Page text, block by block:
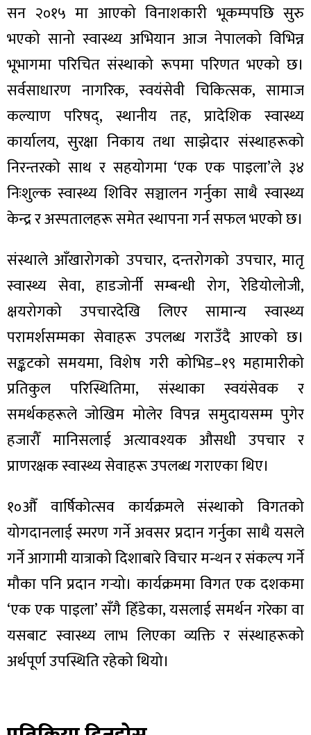
सन २०१५ मा आएको विनाशकारी भूकम्पपछि सुरु
भएको सानो स्वास्थ्य अभियान आज नेपालको विभिन्न
भूभागमा परिचित संस्थाको रूपमा परिणत भएको छ।
सर्वसाधारण नागरिक, स्वयंसेवी चिकित्सक, सामाज
कल्याण परिषद्, स्थानीय तह, प्रादेशिक स्वास्थ्य
कार्यालय, सुरक्षा निकाय तथा साझेदार संस्थाहरूको
निरन्तरको साथ र सहयोगमा ‘एक एक पाइला’ले ३४
निःशुल्क स्वास्थ्य शिविर सञ्चालन गर्नुका साथै स्वास्थ्य
केन्द्र र अस्पतालहरू समेत स्थापना गर्न सफल भएको छ।
संस्थाले आँखारोगको उपचार, दन्तरोगको उपचार, मातृ
स्वास्थ्य सेवा, हाडजोर्नी सम्बन्धी रोग, रेडियोलोजी,
क्षयरोगको उपचारदेखि लिएर सामान्य स्वास्थ्य
परामर्शसम्मका सेवाहरू उपलब्ध गराउँदै आएको छ।
सङ्कटको समयमा, विशेष गरी कोभिड–१९ महामारीको
प्रतिकुल परिस्थितिमा, संस्थाका स्वयंसेवक र
समर्थकहरूले जोखिम मोलेर विपन्न समुदायसम्म पुगेर
हजारौँ मानिसलाई अत्यावश्यक औसधी उपचार र
प्राणरक्षक स्वास्थ्य सेवाहरू उपलब्ध गराएका थिए।
१०औँ वार्षिकोत्सव कार्यक्रमले संस्थाको विगतको
योगदानलाई स्मरण गर्ने अवसर प्रदान गर्नुका साथै यसले
गर्ने आगामी यात्राको दिशाबारे विचार मन्थन र संकल्प गर्ने
मौका पनि प्रदान गर्‍यो। कार्यक्रममा विगत एक दशकमा
‘एक एक पाइला’ सँगै हिँडेका, यसलाई समर्थन गरेका वा
यसबाट स्वास्थ्य लाभ लिएका व्यक्ति र संस्थाहरूको
अर्थपूर्ण उपस्थिति रहेको थियो।